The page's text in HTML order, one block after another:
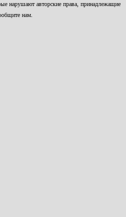
нарушают авторские права, принадлежащие
нам.